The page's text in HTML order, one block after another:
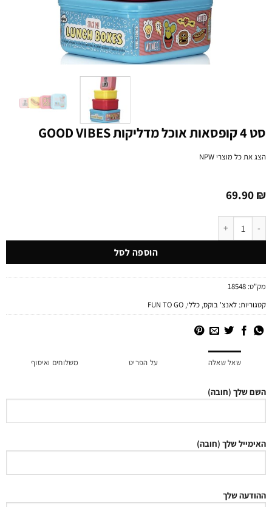
סט 4 קופסאות אוכל מדליקות GOOD VIBES
הצג את כל מוצריNPW
69.90₪
כמות של סט 4 קופסאות אוכל מדליקות GOOD VIBES
הוספה לסל
מק"ט:18548
קטגוריות:לאנצ' בוקס,כללי,
FUN TO GO
שאל שאלה על הפריט משלוחים ואיסוף
השם שלך (חובה)
האימייל שלך (חובה)
ההודעה שלך